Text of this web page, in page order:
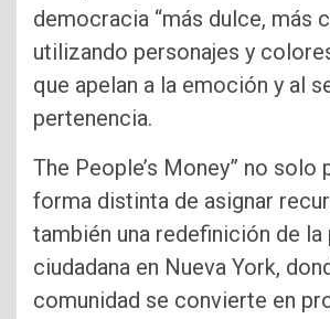
democracia “más dulce, más
utilizando personajes y
que apelan a la emoción y al
pertenencia.
The People’s Money” no solo
forma distinta de asignar
también una redefinición de
ciudadana en Nueva York,
comunidad se convierte en